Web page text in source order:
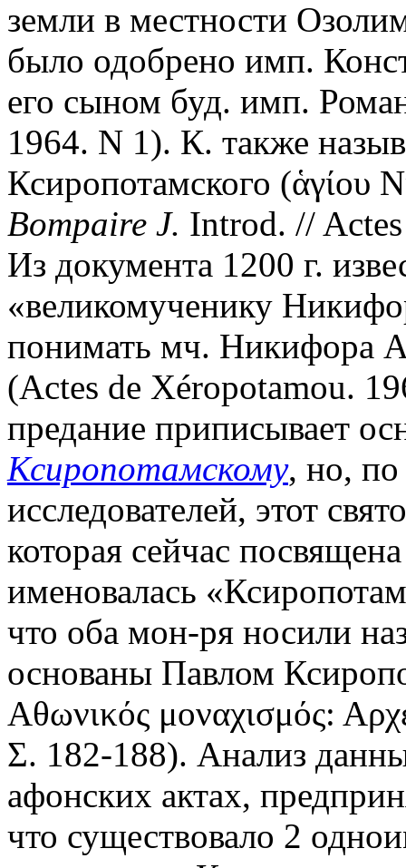
земли в местности
было одобрено имп.
его сыном буд. имп.
1964. N 1). К. также
Ксиропотамского (ἁγίου
Bompaire J. Introd. //
Из документа 1200 г.
«великомученику
понимать мч. Никифора
(Actes de Xéropotamou.
предание приписывает
Ксиропотамскому, но,
исследователей, этот
которая сейчас
именовалась
что оба мон-ря носили
основаны Павлом
Αθωνικός μοναχισμός:
Σ. 182-188). Анализ
афонских актах,
что существовало 2